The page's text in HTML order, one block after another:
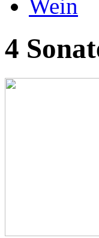
Wein
4